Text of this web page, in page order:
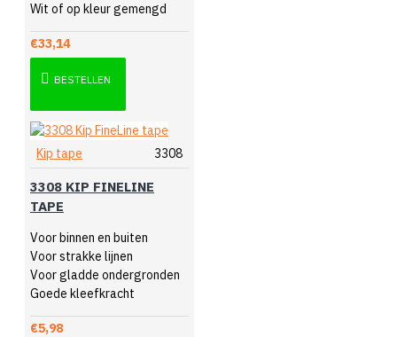
Wit of op kleur gemengd
€33,14
BESTELLEN
Kip tape 3308
3308 KIP FINELINE
TAPE
Voor binnen en buiten
Voor strakke lijnen
Voor gladde ondergronden
Goede kleefkracht
€5,98